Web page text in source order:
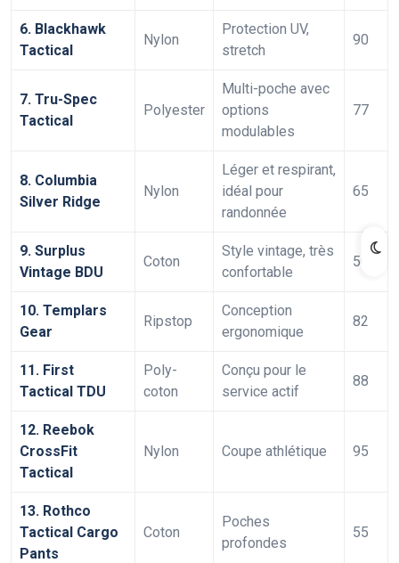
6. Blackhawk
Tactical
Nylon
Protection UV,
stretch
90
7. Tru-Spec
Tactical
Polyester
Multi-poche avec
options
modulables
77
8. Columbia
Silver Ridge
Nylon
Léger et respirant,
idéal pour
randonnée
65
9. Surplus
Vintage BDU
Coton
Style vintage, très
confortable
50
10. Templars
Gear
Ripstop
Conception
ergonomique
82
11. First
Tactical TDU
Poly-
coton
Conçu pour le
service actif
88
12. Reebok
CrossFit
Tactical
Nylon Coupe athlétique 95
13. Rothco
Tactical Cargo
Pants
Coton
Poches
profondes
55